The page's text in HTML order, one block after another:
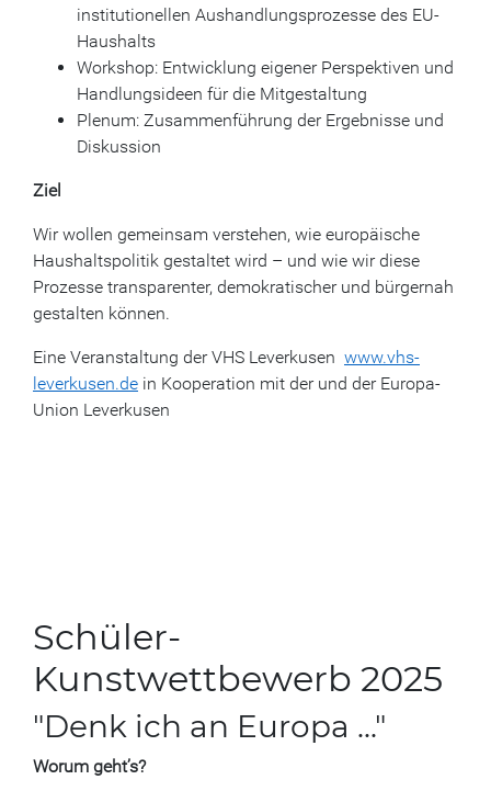
institutionellen Aushandlungsprozesse des EU-
Haushalts
Workshop: Entwicklung eigener Perspektiven und
Handlungsideen für die Mitgestaltung
Plenum: Zusammenführung der Ergebnisse und
Diskussion
Ziel
Wir wollen gemeinsam verstehen, wie europäische
Haushaltspolitik gestaltet wird – und wie wir diese
Prozesse transparenter, demokratischer und bürgernah
gestalten können.
Eine Veranstaltung der VHS Leverkusen www.vhs-
leverkusen.de in Kooperation mit der und der Europa-
Union Leverkusen
Schüler-
Kunstwettbewerb 2025
"Denk ich an Europa ..."
Worum geht’s?